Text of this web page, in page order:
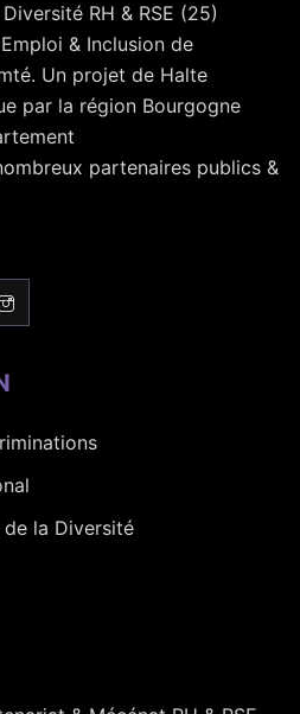
RH & RSE (25)
& Inclusion de
Un projet de Halte
par la région Bourgogne
partenaires publics &
de la Diversité